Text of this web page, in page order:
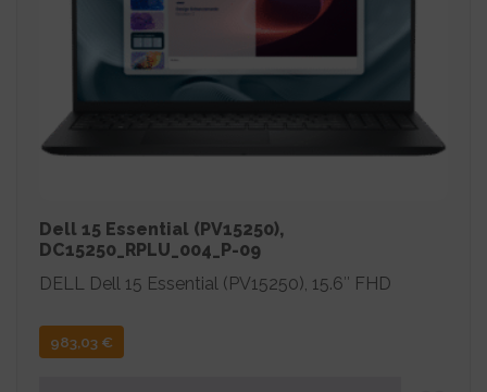
Dell 15 Essential (PV15250),
DC15250_RPLU_004_P-09
DELL Dell 15 Essential (PV15250), 15.6″ FHD
983,03 €